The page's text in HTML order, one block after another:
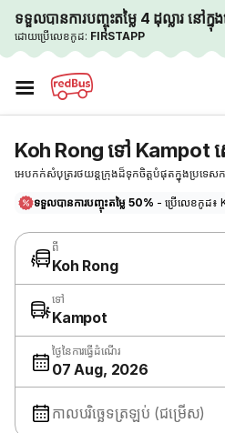
ទទួលបានការបញ្ចុះតម្លៃ 4 ដុល្លារ នៅក្
ដោយប្រើលេខកូដ: FIRSTAPP
☰
Koh Rong ទៅ Kampot
អេបកក់សំបុត្ររថយន្តក្រុងដ៏ទុកចិត្តបំផុតក្នុងប្រទេសក
ទទួលបានការបញ្ចុះតម្លៃ 50% - ប្រើលេខកូដ៖
ពី
Koh Rong
ទៅ
Kampot
ថ្ងៃនៃការធ្វើដំណើរ
07 Aug, 2026
កាលបរិច្ឆេទត្រឡប់ (ជម្រើស)